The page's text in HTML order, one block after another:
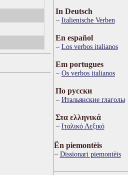
In Deutsch
Italienische Verben
En español
Los verbos italianos
Em portugues
Os verbos italianos
По русски
Итальянские глаголы
Στα ελληνικά
Ιταλικό Λεξικό
Ën piemontèis
Dissionari piemontèis